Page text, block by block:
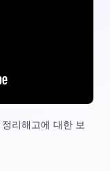
리해고에 대한 보